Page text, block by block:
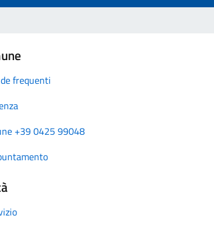
frequenti
+39 0425 99048